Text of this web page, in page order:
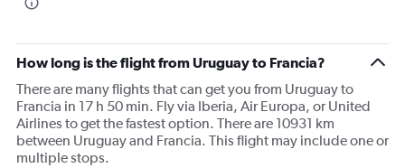
How long is the flight from Uruguay to Francia?
There are many flights that can get you from Uruguay to
Francia in 17 h 50 min. Fly via Iberia, Air Europa, or United
Airlines to get the fastest option. There are 10931 km
between Uruguay and Francia. This flight may include one or
multiple stops.